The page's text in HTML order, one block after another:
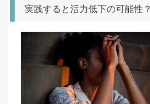
実践すると活力低下の可能性？